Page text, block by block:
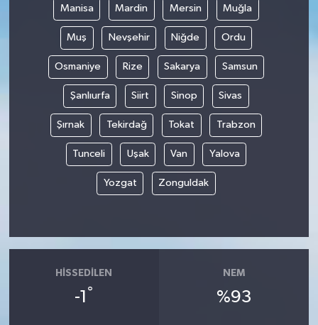
Manisa Mardin Mersin Muğla
Muş Nevşehir Niğde Ordu
Osmaniye Rize Sakarya Samsun
Şanlıurfa Siirt Sinop Sivas
Şırnak Tekirdağ Tokat Trabzon
Tunceli Uşak Van Yalova
Yozgat Zonguldak
HISSEDILEN
-1 °
NEM
%93